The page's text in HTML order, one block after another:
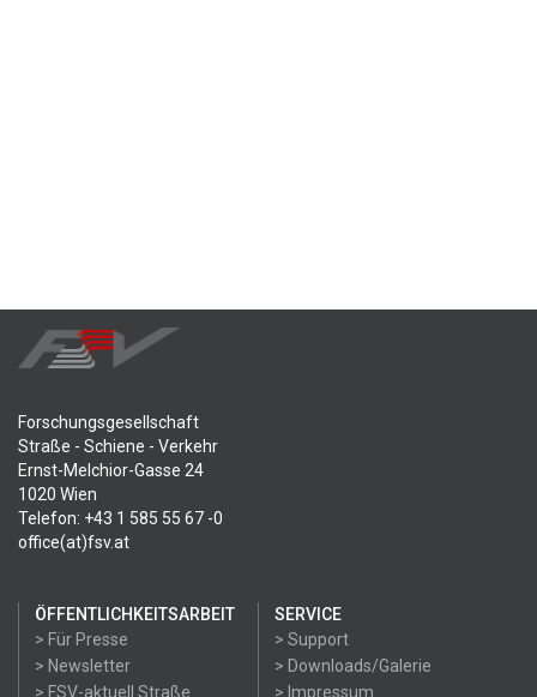
Forschungsgesellschaft
Straße - Schiene - Verkehr
Ernst-Melchior-Gasse 24
1020 Wien
Telefon: +43 1 585 55 67 -0
office(at)fsv.at
ÖFFENTLICHKEITSARBEIT
> Für Presse
> Newsletter
> FSV-aktuell Straße
SERVICE
> Support
> Downloads/Galerie
> Impressum